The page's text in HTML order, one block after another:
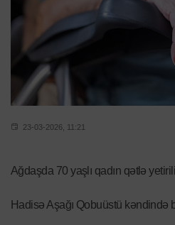
23-03-2026, 11:21
Ağdaşda 70 yaşlı qadın qətlə
Hadisə Aşağı Qobuüstü kəndində